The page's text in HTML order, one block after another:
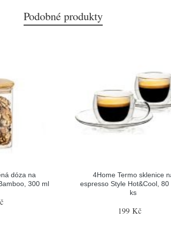
Podobné produkty
dóza na
300 ml
4Home Termo sklenice
espresso Style Hot&Cool, 80
ks
199 Kč